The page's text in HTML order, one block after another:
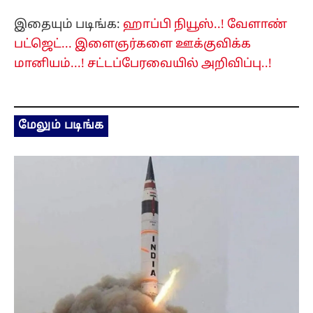
இதையும் படிங்க: ஹாப்பி நியூஸ்..! வேளாண்
பட்ஜெட்... இளைஞர்களை ஊக்குவிக்க
மானியம்...! சட்டப்பேரவையில் அறிவிப்பு..!
மேலும் படிங்க